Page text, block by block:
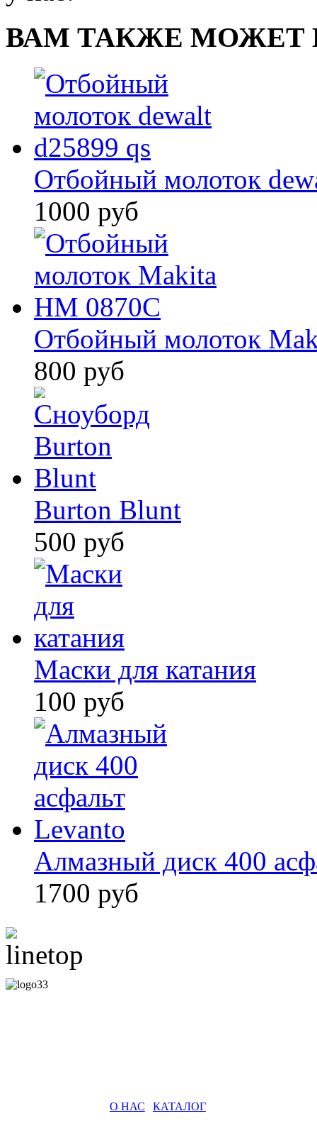
ВАМ ТАКЖЕ МОЖЕТ
Отбойный молоток
1000 руб
Отбойный молоток
800 руб
Burton Blunt
500 руб
Маски для катания
100 руб
Алмазный диск 400
1700 руб
О НАС КАТАЛОГ